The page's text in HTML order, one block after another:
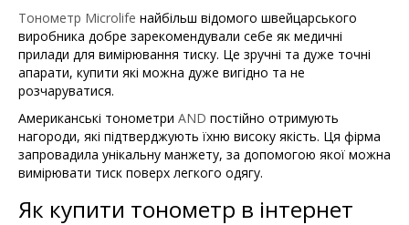
Тонометр Microlife найбільш відомого швейцарського
виробника добре зарекомендували себе як медичні
прилади для вимірювання тиску. Це зручні та дуже точні
апарати, купити які можна дуже вигідно та не
розчаруватися.
Американські тонометри AND постійно отримують
нагороди, які підтверджують їхню високу якість. Ця фірма
запровадила унікальну манжету, за допомогою якої можна
вимірювати тиск поверх легкого одягу.
Як купити тонометр в інтернет